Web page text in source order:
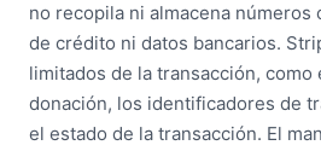
no recopila ni almacena números
de crédito ni datos bancarios.
limitados de la transacción, como
donación, los identificadores de
el estado de la transacción. El